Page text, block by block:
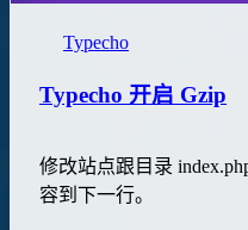
Typecho
Typecho 开启 Gzip
修改站点跟目录
容到下一行。